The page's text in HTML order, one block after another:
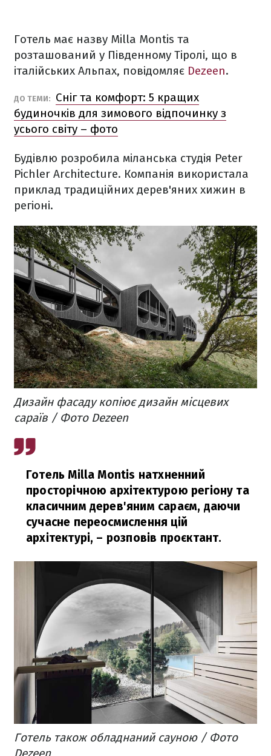
Готель має назву Milla Montis та
розташований у Південному Тіролі, що в
італійських Альпах, повідомляє Dezeen.
ДО ТЕМИ:
Сніг та комфорт: 5 кращих
будиночків для зимового відпочинку з
усього світу – фото
Будівлю розробила міланська студія Peter
Pichler Architecture. Компанія використала
приклад традиційних дерев'яних хижин в
регіоні.
Дизайн фасаду копіює дизайн місцевих
сараїв / Фото Dezeen
Готель Milla Montis натхненний
просторічною архітектурою регіону та
класичним дерев'яним сараєм, даючи
сучасне переосмислення цій
архітектурі, – розповів проєктант.
Готель також обладнаний сауною / Фото